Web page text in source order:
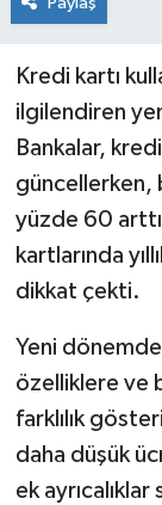
Kredi kartı
ilgilendiren
Bankalar,
güncellerken,
yüzde 60
kartlarında
dikkat çekti.
Yeni
özelliklere ve
farklılık
daha düşük
ek